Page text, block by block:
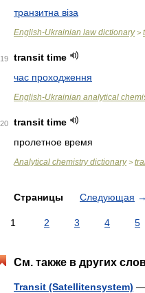
транзитна віза
English-Ukrainian law dictionary>
19
transit time
час проходження
English-Ukrainian analytical
20
transit time
пролетное время
Analytical chemistry dictionary>
Страницы Следующая →
1 2 3 4 5
См. также в других
Transit (Satellitensystem) —